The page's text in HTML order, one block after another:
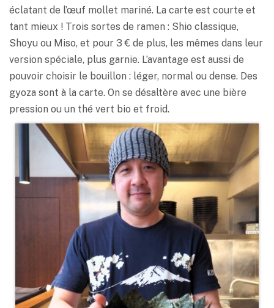
éclatant de l’œuf mollet mariné. La carte est courte et
tant mieux ! Trois sortes de ramen : Shio classique,
Shoyu ou Miso, et pour 3 € de plus, les mêmes dans leur
version spéciale, plus garnie. L’avantage est aussi de
pouvoir choisir le bouillon : léger, normal ou dense. Des
gyoza sont à la carte. On se désaltère avec une bière
pression ou un thé vert bio et froid.